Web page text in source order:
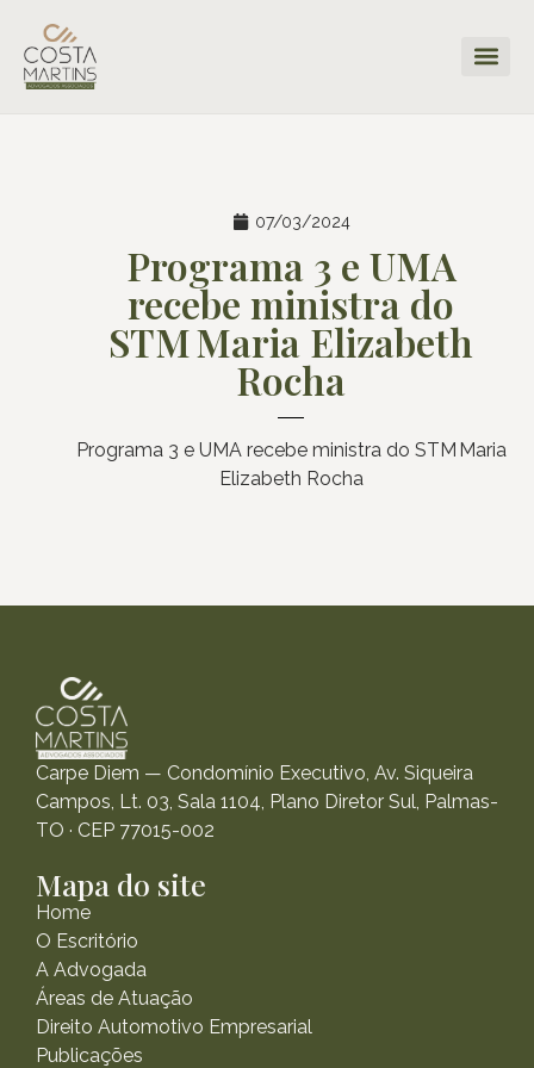
07/03/2024
Programa 3 e UMA
recebe ministra do
STM Maria Elizabeth
Rocha
Programa 3 e UMA recebe ministra do STM Maria
Elizabeth Rocha
Carpe Diem — Condomínio Executivo, Av. Siqueira
Campos, Lt. 03, Sala 1104, Plano Diretor Sul, Palmas-
TO · CEP 77015-002
Mapa do site
Home
O Escritório
A Advogada
Áreas de Atuação
Direito Automotivo Empresarial
Publicações